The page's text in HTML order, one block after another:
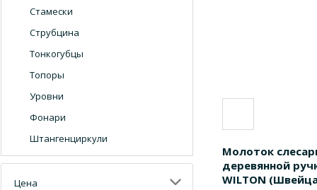
Стамески
Струбцина
Тонкогубцы
Топоры
Уровни
Фонари
Штангенциркули
Цена
Молоток
деревянной
WILTON